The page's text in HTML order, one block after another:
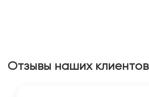
Отзывы наших клиентов